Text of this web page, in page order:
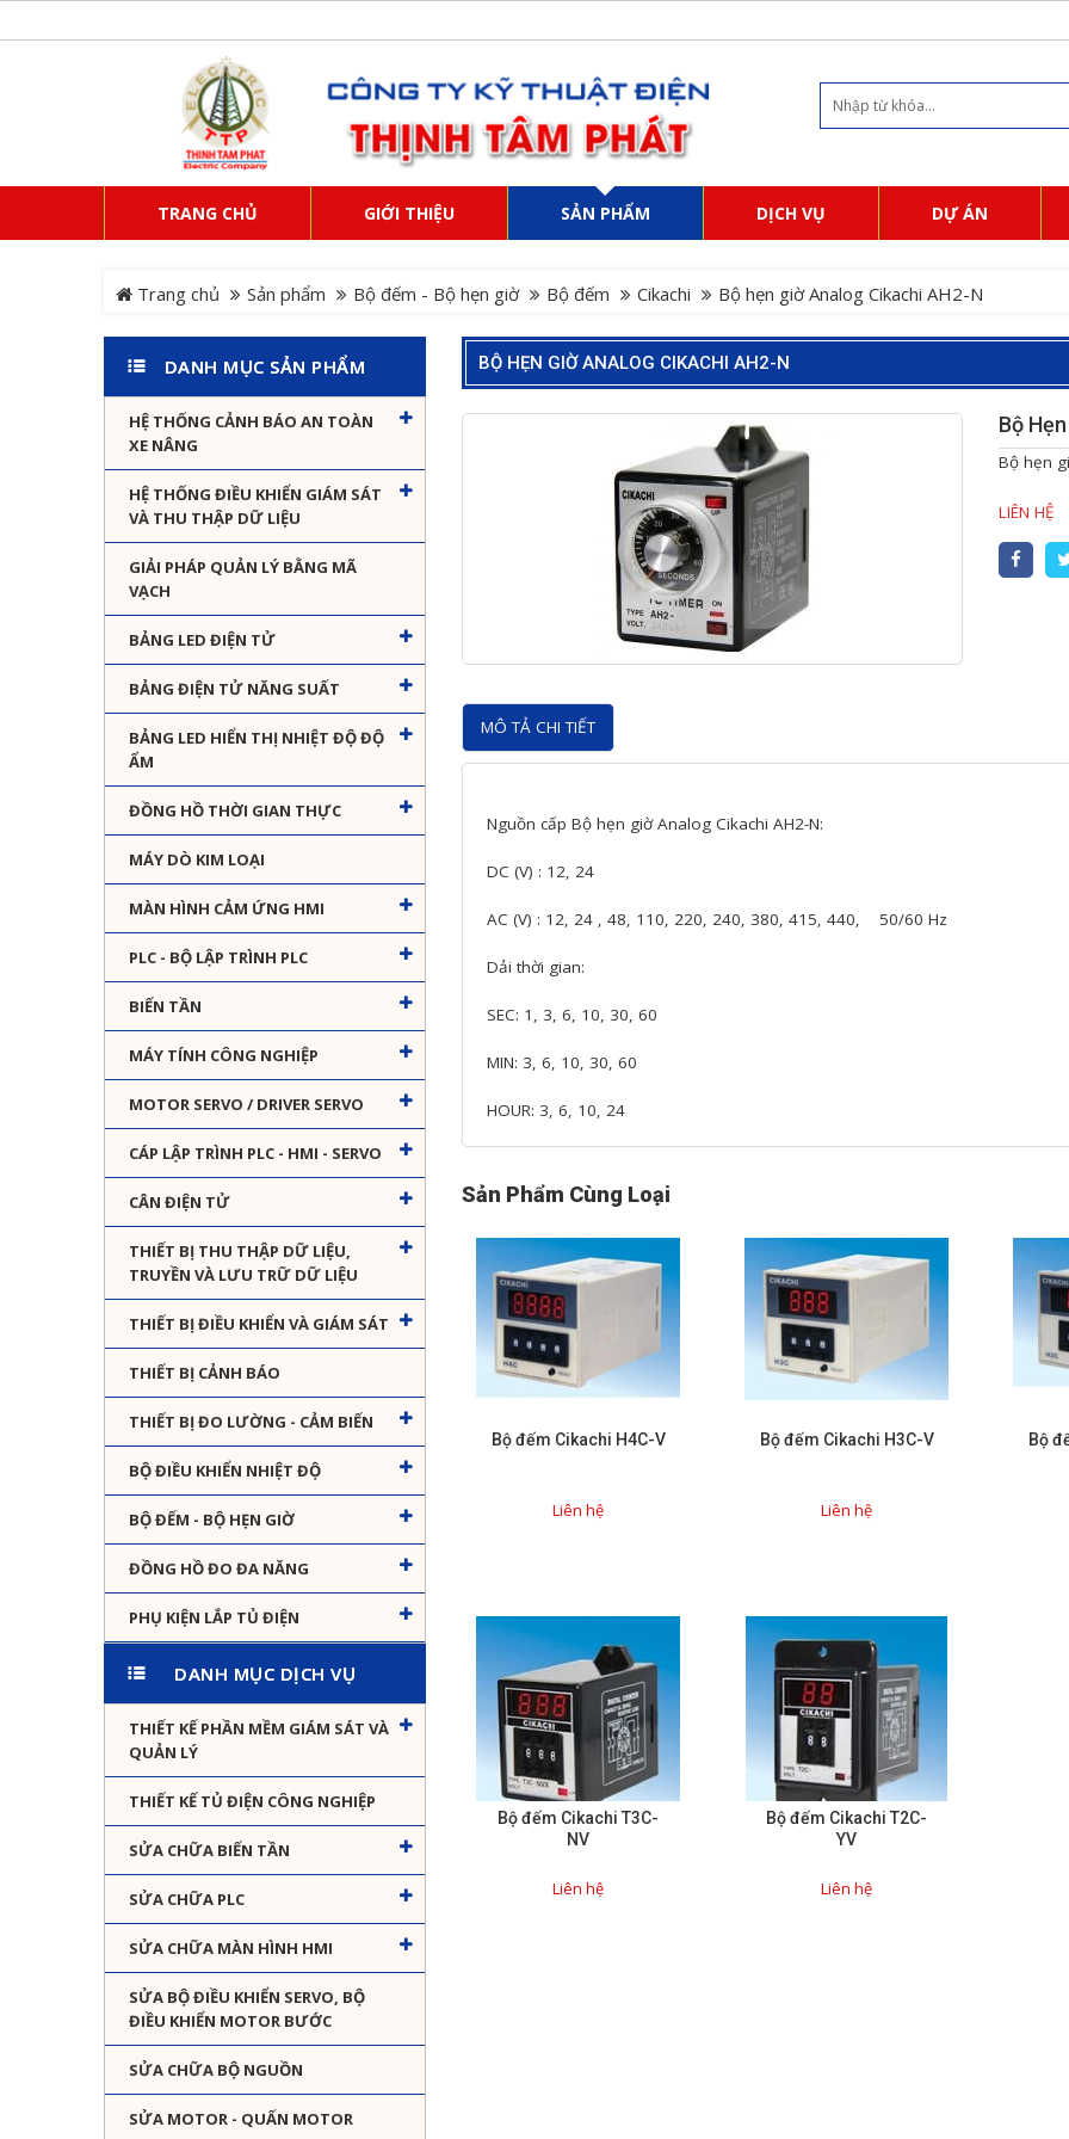
TRANG CHỦ GIỚI THIỆU SẢN PHẨM DỊCH VỤ DỰ ÁN
Trang chủ Sản phẩm Bộ đếm - Bộ hẹn giờ Bộ đếm Cikachi Bộ hẹn giờ Analog Cikachi AH2-N
DANH MỤC SẢN PHẨM
HỆ THỐNG CẢNH BÁO AN TOÀN
XE NÂNG
HỆ THỐNG ĐIỀU KHIỂN GIÁM SÁT
VÀ THU THẬP DỮ LIỆU
GIẢI PHÁP QUẢN LÝ BẰNG MÃ
VẠCH
BẢNG LED ĐIỆN TỬ
BẢNG ĐIỆN TỬ NĂNG SUẤT
BẢNG LED HIỂN THỊ NHIỆT ĐỘ ĐỘ
ẨM
ĐỒNG HỒ THỜI GIAN THỰC
MÁY DÒ KIM LOẠI
MÀN HÌNH CẢM ỨNG HMI
PLC - BỘ LẬP TRÌNH PLC
BIẾN TẦN
MÁY TÍNH CÔNG NGHIỆP
MOTOR SERVO / DRIVER SERVO
CÁP LẬP TRÌNH PLC - HMI - SERVO
CÂN ĐIỆN TỬ
THIẾT BỊ THU THẬP DỮ LIỆU,
TRUYỀN VÀ LƯU TRỮ DỮ LIỆU
THIẾT BỊ ĐIỀU KHIỂN VÀ GIÁM SÁT
THIẾT BỊ CẢNH BÁO
THIẾT BỊ ĐO LƯỜNG - CẢM BIẾN
BỘ ĐIỀU KHIỂN NHIỆT ĐỘ
BỘ ĐẾM - BỘ HẸN GIỜ
ĐỒNG HỒ ĐO ĐA NĂNG
PHỤ KIỆN LẮP TỦ ĐIỆN
DANH MỤC DỊCH VỤ
THIẾT KẾ PHẦN MỀM GIÁM SÁT VÀ
QUẢN LÝ
THIẾT KẾ TỦ ĐIỆN CÔNG NGHIỆP
SỬA CHỮA BIẾN TẦN
SỬA CHỮA PLC
SỬA CHỮA MÀN HÌNH HMI
SỬA BỘ ĐIỀU KHIỂN SERVO, BỘ
ĐIỀU KHIỂN MOTOR BƯỚC
SỬA CHỮA BỘ NGUỒN
SỬA MOTOR - QUẤN MOTOR
BỘ HẸN GIỜ ANALOG CIKACHI AH2-N
Bộ
Bộ hẹn
LIÊN HỆ
MÔ TẢ CHI TIẾT
Nguồn cấp Bộ hẹn giờ Analog Cikachi AH2-N:
DC (V) : 12, 24
AC (V) : 12, 24 , 48, 110, 220, 240, 380, 415, 440, 50/60 Hz
Dải thời gian:
SEC: 1, 3, 6, 10, 30, 60
MIN: 3, 6, 10, 30, 60
HOUR: 3, 6, 10, 24
Sản Phẩm Cùng Loại
Bộ đếm Cikachi H4C-V
Liên hệ
Bộ đếm Cikachi H3C-V
Liên hệ
Bộ
Bộ đếm Cikachi T3C-
NV
Liên hệ
Bộ đếm Cikachi T2C-
YV
Liên hệ